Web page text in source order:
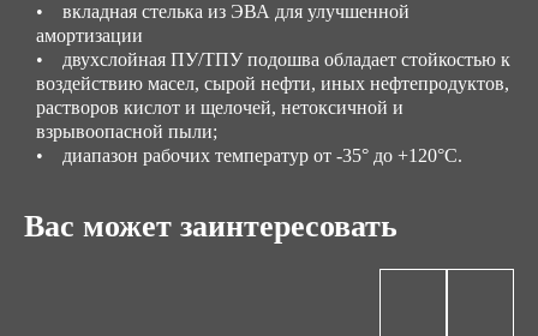
• вкладная стелька из ЭВА для улучшенной
амортизации
• двухслойная ПУ/ТПУ подошва обладает стойкостью к
воздействию масел, сырой нефти, иных нефтепродуктов,
растворов кислот и щелочей, нетоксичной и
взрывоопасной пыли;
• диапазон рабочих температур от -35° до +120°С.
Вас может заинтересовать